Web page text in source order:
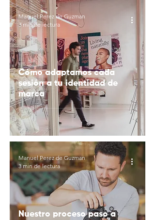
Cómo adaptamos cada
sesión a tu identidad de
marca
Manuel Perez de Guzman
3 min de lectura
Nuestro proceso paso a
Manuel Perez de Guzman
3 min de lectura